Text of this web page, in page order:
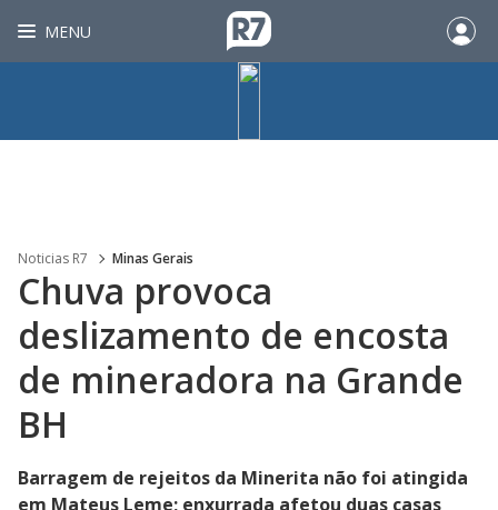
MENU
Noticias R7 Minas Gerais
Chuva provoca
deslizamento de encosta
de mineradora na Grande
BH
Barragem de rejeitos da Minerita não foi atingida
em Mateus Leme; enxurrada afetou duas casas